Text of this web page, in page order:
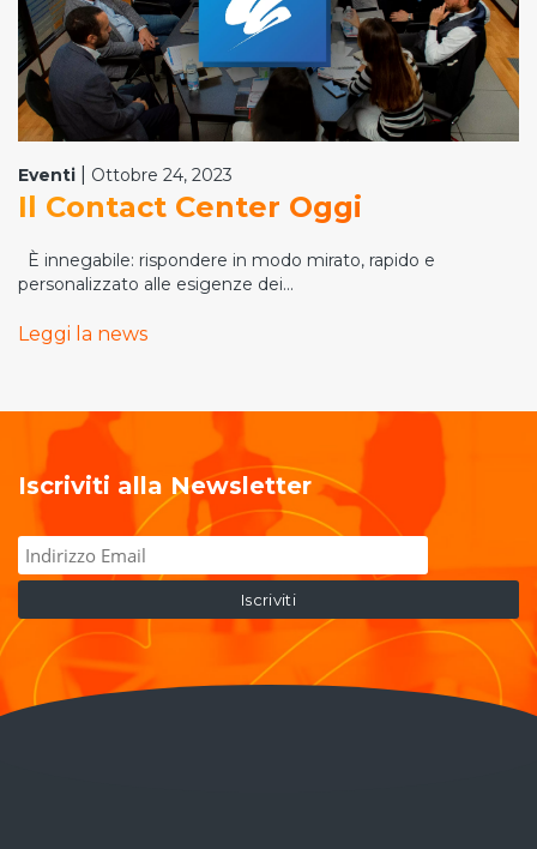
Eventi Ottobre 24, 2023
Il Contact Center Oggi
È innegabile: rispondere in modo mirato, rapido e
personalizzato alle esigenze dei...
Leggi la news
Iscriviti alla Newsletter